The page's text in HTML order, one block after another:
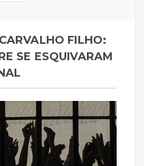
FILHO:
SE ESQUIVARAM